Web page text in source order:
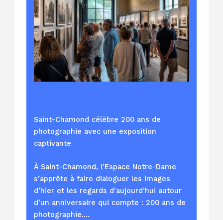
Saint-Chamond célèbre 200 ans de
photographie avec une exposition
captivante
À Saint-Chamond, l’Espace Notre-Dame
s’apprête à faire dialoguer les images
d’hier et les regards d’aujourd’hui autour
d’un anniversaire qui compte : 200 ans de
photographie.…